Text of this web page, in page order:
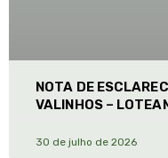
NOTA DE
VALINHOS –
30 de julho de 2026